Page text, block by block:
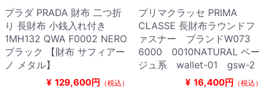
プラダ PRADA 財布 二つ折
り 長財布 小銭入れ付き
1MH132 QWA F0002 NERO
ブラック 【財布 サフィアー
ノ メタル】
¥ 129,600円 （税込）
プリマクラッセ PRIMA
CLASSE 長財布ラウンドフ
ァスナー ブランドW073
6000 0010NATURAL ベー
ジュ系 wallet-01 gsw-2
¥ 16,400円 （税込）